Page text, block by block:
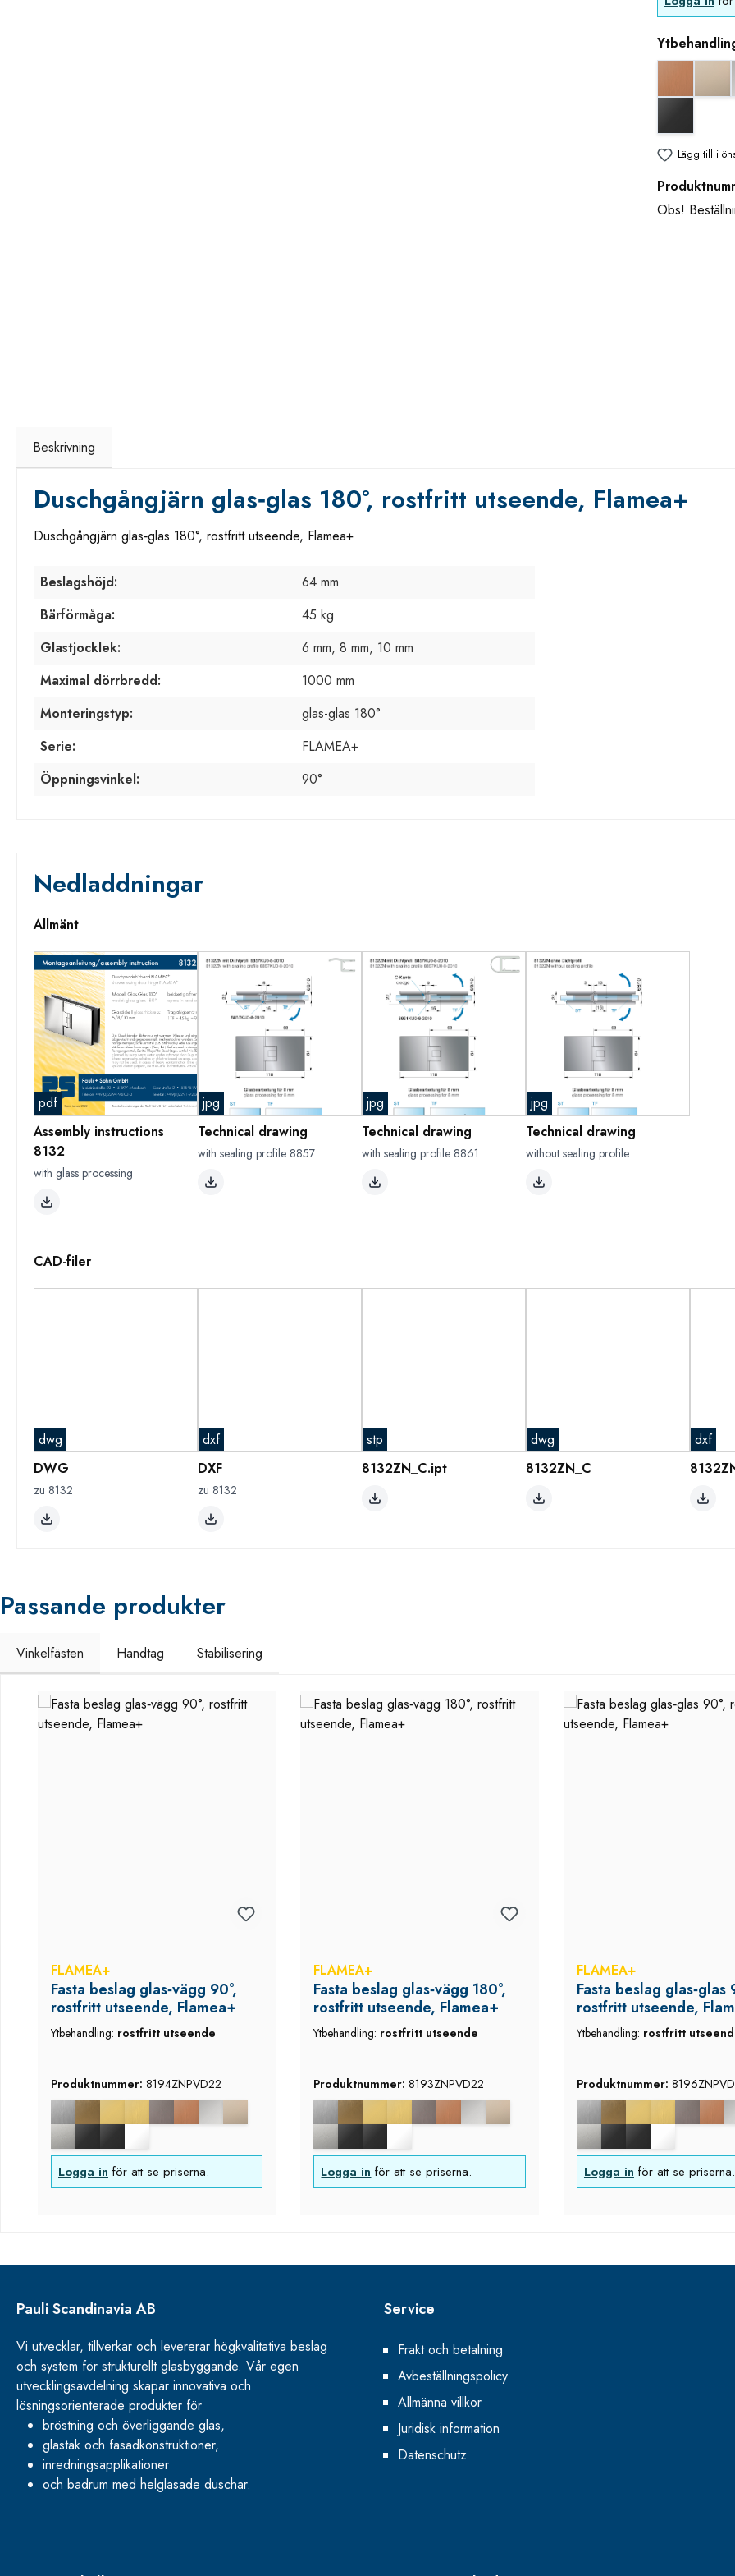
Lägg till i
Obs!
Beskrivning
Duschgångjärn glas‑glas 180°, rostfritt utseende, Flamea+
Duschgångjärn glas‑glas 180°, rostfritt utseende, Flamea+
Beslagshöjd:
64 mm
Bärförmåga:
45 kg
Glastjocklek:
6 mm, 8 mm, 10 mm
Maximal dörrbredd:
1000 mm
Monteringstyp:
glas-glas 180°
Serie:
FLAMEA+
Öppningsvinkel:
90°
Nedladdningar
Allmänt
pdf
Assembly instructions
8132
with glass processing
jpg
Technical drawing
with sealing profile 8857
jpg
Technical drawing
with sealing profile 8861
jpg
Technical drawing
without sealing profile
CAD-filer
dwg
DWG
zu 8132
dxf
DXF
zu 8132
stp
8132ZN_C.ipt
dwg
8132ZN_C
dxf
Passande produkter
Vinkelfästen Handtag Stabilisering
Hoppa över produktgalleri
FLAMEA+
Fasta beslag glas‑vägg 90°,
rostfritt utseende, Flamea+
Ytbehandling: rostfritt utseende
Produktnummer: 8194ZNPVD22
Logga in för att se priserna.
FLAMEA+
Fasta beslag glas‑vägg 180°,
rostfritt utseende, Flamea+
Ytbehandling: rostfritt utseende
Produktnummer:8193ZNPVD22
Logga in för att se priserna.
FLAMEA+
Fasta beslag glas‑glas
rostfritt utseende,
Ytbehandling: rostfritt
Produktnummer:
Logga in för att se priserna.
Pauli Scandinavia AB
Vi utvecklar, tillverkar och levererar högkvalitativa beslag
och system för strukturellt glasbyggande. Vår egen
utvecklingsavdelning skapar innovativa och
lösningsorienterade produkter för
bröstning och överliggande glas,
glastak och fasadkonstruktioner,
inredningsapplikationer
och badrum med helglasade duschar.
Service
Frakt och betalning
Avbeställningspolicy
Allmänna villkor
Juridisk information
Datenschutz